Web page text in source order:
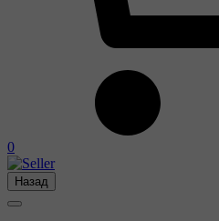
0
Назад